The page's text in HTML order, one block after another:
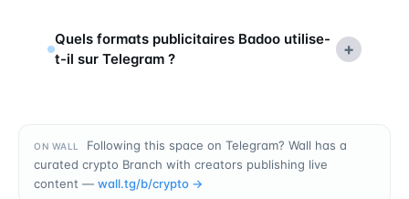
Quels formats publicitaires Badoo utilise-
t-il sur Telegram ?
+
ON WALL
Following this space on Telegram? Wall has a
curated crypto Branch with creators publishing live
content — wall.tg/b/crypto →